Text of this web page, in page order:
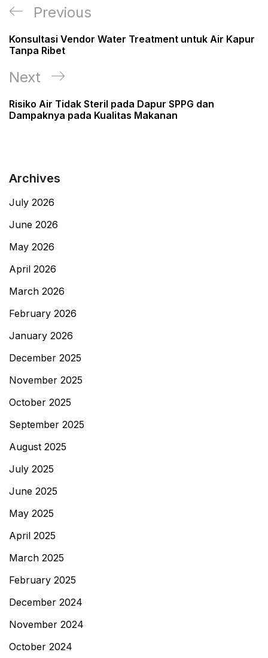
Post
Previous
Post
Previous
Konsultasi Vendor Water Treatment untuk Air Kapur
Tanpa Ribet
Next
Post
Next
Risiko Air Tidak Steril pada Dapur SPPG dan
Dampaknya pada Kualitas Makanan
Archives
July 2026
June 2026
May 2026
April 2026
March 2026
February 2026
January 2026
December 2025
November 2025
October 2025
September 2025
August 2025
July 2025
June 2025
May 2025
April 2025
March 2025
February 2025
December 2024
November 2024
October 2024